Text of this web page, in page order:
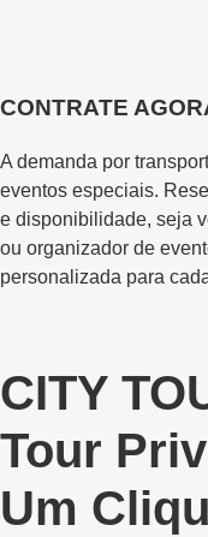
CONTRATE
A demanda por
eventos especiais.
e disponibilidade, seja
ou organizador de
personalizada para
CITY
Tour
Um